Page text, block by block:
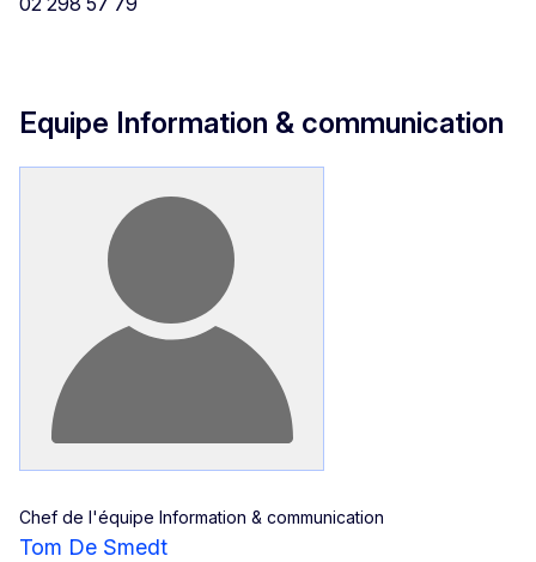
Equipe Information & communication
Chef de l'équipe Information & communication
Tom De Smedt